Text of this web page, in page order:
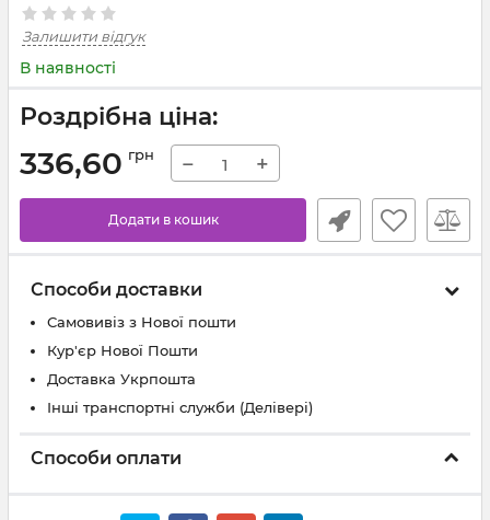
Залишити відгук
В наявності
Роздрібна ціна:
336,60 грн − +
Додати в кошик
Способи доставки
Самовивіз з Нової пошти
Кур'єр Нової Пошти
Доставка Укрпошта
Інші транспортні служби (Делівері)
Способи оплати